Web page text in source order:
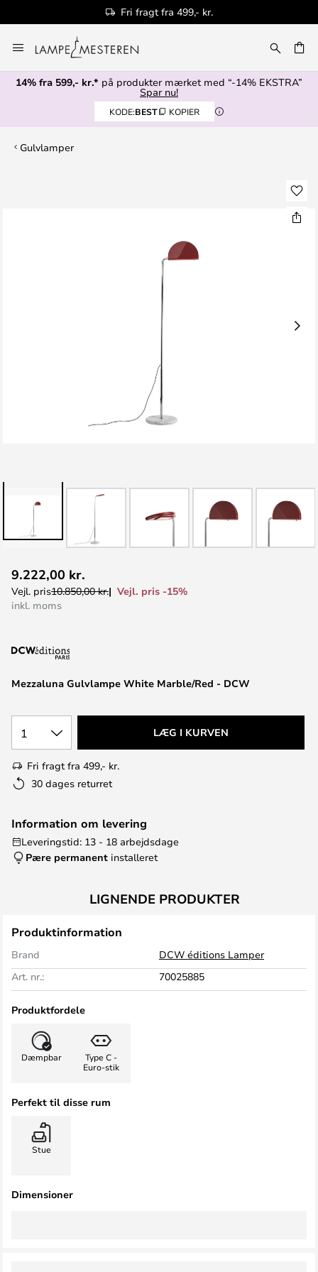
Fri fragt fra 499,- kr.
to
Content
14% fra 599,- kr.* på produkter mærket med “-14% EKSTRA”
Spar nu!
KODE:BEST KOPIER
Gulvlamper
til
starten
Mezzaluna Gulvlampe White Marble/Red - DCW
9.222,00 kr.
Vejl. pris10.850,00 kr.
Vejl. pris -15%
inkl. moms
1 LÆG I KURVEN
Fri fragt fra 499,- kr.
30 dages returret
Information om levering
Leveringstid: 13 - 18 arbejdsdage
Pære permanent installeret
LIGNENDE PRODUKTER
Produktinformation
Brand
DCW éditions Lamper
Art. nr.:
70025885
Produktfordele
Dæmpbar
Type C -
Euro-stik
Perfekt til disse rum
Stue
Dimensioner